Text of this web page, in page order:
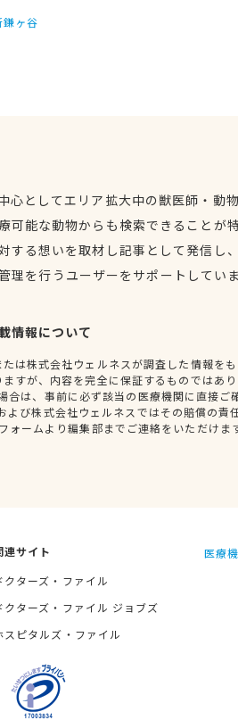
鎌ヶ谷
心としてエリア拡大中の獣医師・動
可能な動物からも検索できることが
する想いを取材し記事として発信し
理を行うユーザーをサポートしてい
情報について
は株式会社ウェルネスが調査した情報を
すが、内容を完全に保証するものではあ
合は、事前に必ず該当の医療機関に直接ご
び株式会社ウェルネスではその賠償の責
ームより編集部までご連絡をいただけま
連サイト
クターズ・ファイル
クターズ・ファイル ジョブズ
スピタルズ・ファイル
医療